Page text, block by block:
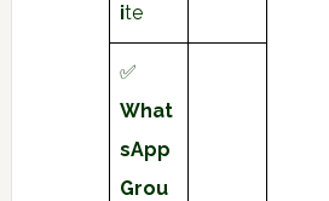
ite
✅
What
sApp
Grou